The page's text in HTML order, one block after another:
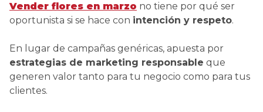
Vender flores en marzo no tiene por qué ser
oportunista si se hace con intención y respeto.
En lugar de campañas genéricas, apuesta por
estrategias de marketing responsable que
generen valor tanto para tu negocio como para tus
clientes.